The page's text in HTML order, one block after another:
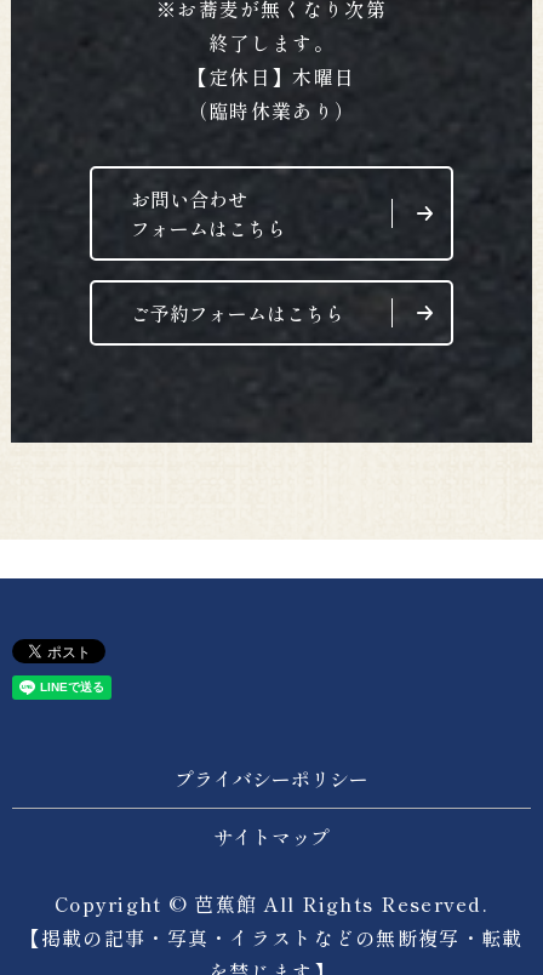
※お蕎麦が無くなり次第
終了します。
【定休日】木曜日
（臨時休業あり）
お問い合わせ
フォームはこちら
ご予約フォームはこちら
プライバシーポリシー
サイトマップ
Copyright © 芭蕉館 All Rights Reserved.
【掲載の記事・写真・イラストなどの無断複写・転載